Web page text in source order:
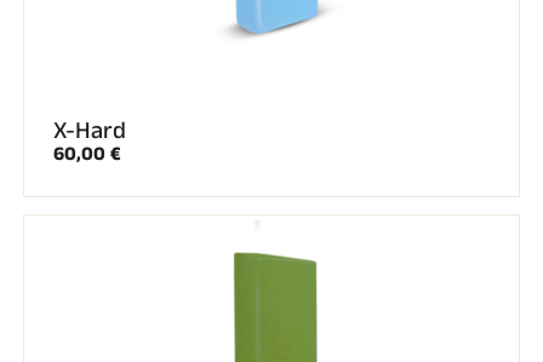
X-Hard
60,00 €